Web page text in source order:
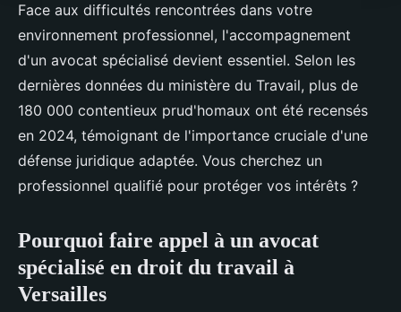
Face aux difficultés rencontrées dans votre
environnement professionnel, l'accompagnement
d'un avocat spécialisé devient essentiel. Selon les
dernières données du ministère du Travail, plus de
180 000 contentieux prud'homaux ont été recensés
en 2024, témoignant de l'importance cruciale d'une
défense juridique adaptée. Vous cherchez un
professionnel qualifié pour protéger vos intérêts ?
Pourquoi faire appel à un avocat
spécialisé en droit du travail à
Versailles